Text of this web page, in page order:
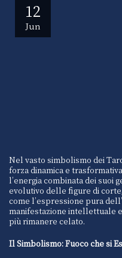
12
Jun
Nel vasto simbolismo dei
forza dinamica e
l’energia combinata dei suoi
evolutivo delle figure di
come l’espressione pura
manifestazione intellettuale
più rimanere celato.
Il Simbolismo: Fuoco che si